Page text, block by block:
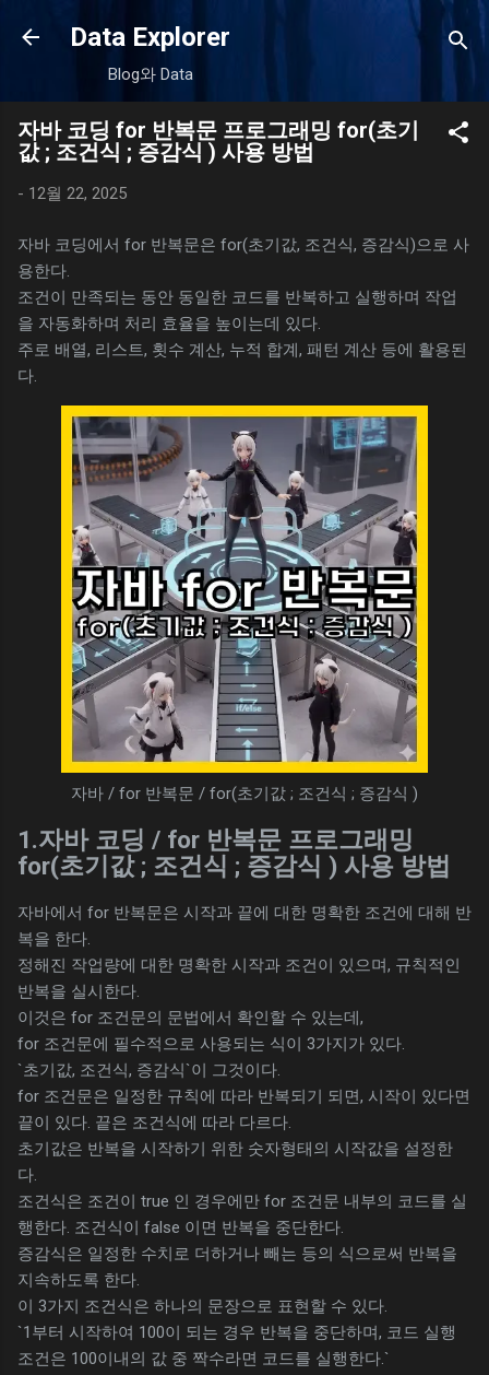
기본 콘텐츠로 건너뛰기
Data Explorer
Blog와 Data
자바 코딩 for 반복문 프로그래밍 for(초기
값 ; 조건식 ; 증감식 ) 사용 방법
- 12월 22, 2025
자바 코딩에서 for 반복문은 for(초기값, 조건식, 증감식)으로 사
용한다.
조건이 만족되는 동안 동일한 코드를 반복하고 실행하며 작업
을 자동화하며 처리 효율을 높이는데 있다.
주로 배열, 리스트, 횟수 계산, 누적 합계, 패턴 계산 등에 활용된
다.
자바 / for 반복문 / for(초기값 ; 조건식 ; 증감식 )
1.자바 코딩 / for 반복문 프로그래밍
for(초기값 ; 조건식 ; 증감식 ) 사용 방법
자바에서 for 반복문은 시작과 끝에 대한 명확한 조건에 대해 반
복을 한다.
정해진 작업량에 대한 명확한 시작과 조건이 있으며, 규칙적인
반복을 실시한다.
이것은 for 조건문의 문법에서 확인할 수 있는데,
for 조건문에 필수적으로 사용되는 식이 3가지가 있다.
`초기값, 조건식, 증감식`이 그것이다.
for 조건문은 일정한 규칙에 따라 반복되기 되면, 시작이 있다면
끝이 있다. 끝은 조건식에 따라 다르다.
초기값은 반복을 시작하기 위한 숫자형태의 시작값을 설정한
다.
조건식은 조건이 true 인 경우에만 for 조건문 내부의 코드를 실
행한다. 조건식이 false 이면 반복을 중단한다.
증감식은 일정한 수치로 더하거나 빼는 등의 식으로써 반복을
지속하도록 한다.
이 3가지 조건식은 하나의 문장으로 표현할 수 있다.
`1부터 시작하여 100이 되는 경우 반복을 중단하며, 코드 실행
조건은 100이내의 값 중 짝수라면 코드를 실행한다.`